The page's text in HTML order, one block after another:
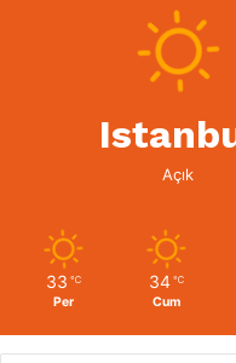
Açık
33 ℃
Per
34 ℃
Cum